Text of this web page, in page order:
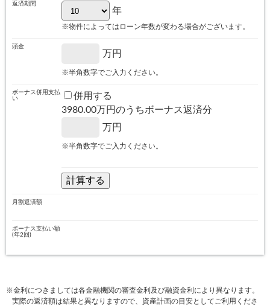
返済期間
年
※物件によってはローン年数が変わる場合がございます。
頭金
万円
※半角数字でご入力ください。
ボーナス併用支払
い
併用する
3980.00万円のうちボーナス返済分
万円
※半角数字でご入力ください。
月割返済額
ボーナス支払い額
(年2回)
※金利につきましては各金融機関の審査金利及び融資金利により異なります。
実際の返済額は結果と異なりますので、資産計画の目安としてご利用くださ